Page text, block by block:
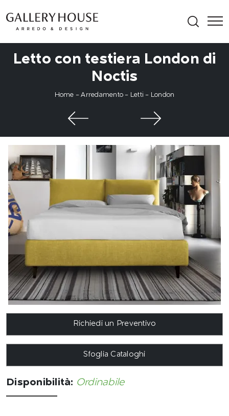
Letto con testiera London di
Noctis
Home -Arredamento - Letti - London
Richiedi un Preventivo
Sfoglia Cataloghi
Disponibilità: Ordinabile